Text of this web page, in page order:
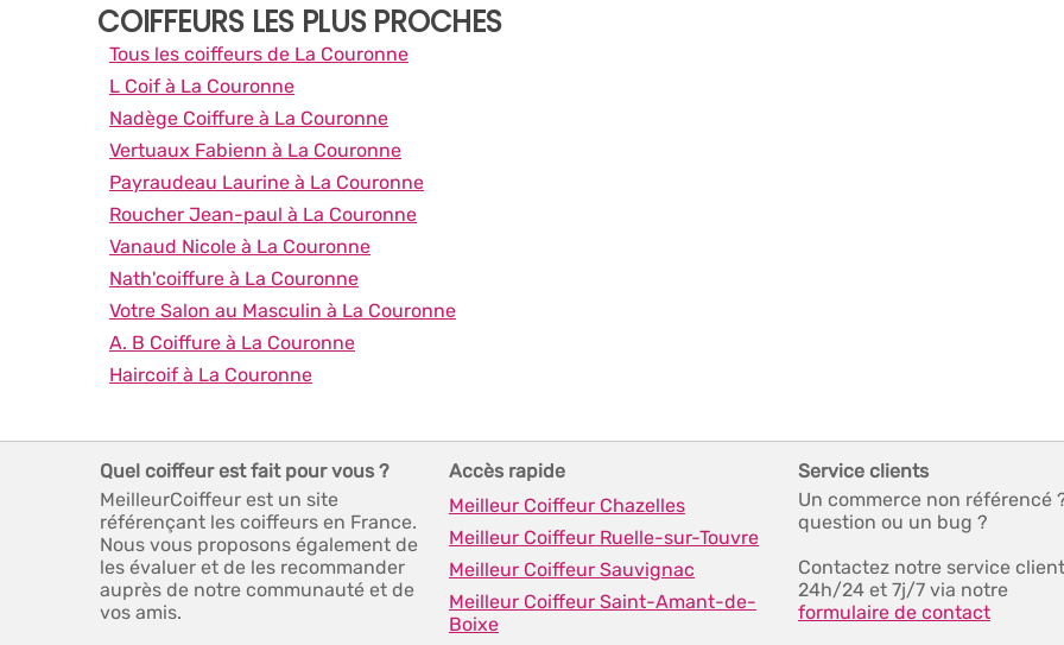
COIFFEURS LES PLUS PROCHES
Tous les coiffeurs de La Couronne
L Coif à La Couronne
Nadège Coiffure à La Couronne
Vertuaux Fabienn à La Couronne
Payraudeau Laurine à La Couronne
Roucher Jean-paul à La Couronne
Vanaud Nicole à La Couronne
Nath'coiffure à La Couronne
Votre Salon au Masculin à La Couronne
A. B Coiffure à La Couronne
Haircoif à La Couronne
Quel coiffeur est fait pour vous ?
MeilleurCoiffeur est un site
référençant les coiffeurs en France.
Nous vous proposons également de
les évaluer et de les recommander
auprès de notre communauté et de
vos amis.
Accès rapide
Meilleur Coiffeur Chazelles
Meilleur Coiffeur Ruelle-sur-Touvre
Meilleur Coiffeur Sauvignac
Meilleur Coiffeur Saint-Amant-de-
Boixe
Service clients
Un commerce non référencé
question ou un bug ?
Contactez notre service client
24h/24 et 7j/7 via notre
formulaire de contact